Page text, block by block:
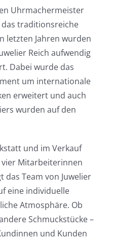
Uhrmachermeister
traditionsreiche
letzten Jahren wurden
Reich aufwendig
Dabei wurde das
um internationale
erweitert und auch
wurden auf den
und im Verkauf
Mitarbeiterinnen
Team von Juwelier
eine individuelle
Atmosphäre. Ob
Schmuckstücke –
und Kunden